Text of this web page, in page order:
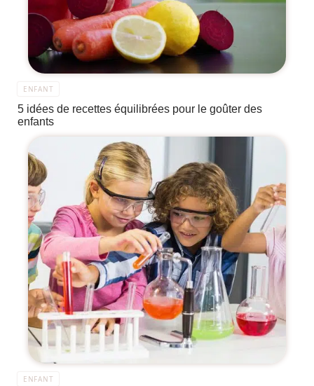
ENFANT
5 idées de recettes équilibrées pour le goûter des
enfants
ENFANT